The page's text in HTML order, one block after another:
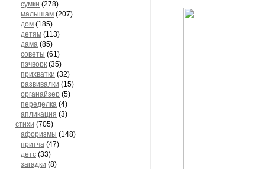
сумки (278)
малышам (207)
дом (185)
детям (113)
дама (85)
советы (61)
пэчворк (35)
прихватки (32)
развивалки (15)
органайзер (5)
переделка (4)
апликация (3)
стихи (705)
афоризмы (148)
притча (47)
детс (33)
загадки (8)